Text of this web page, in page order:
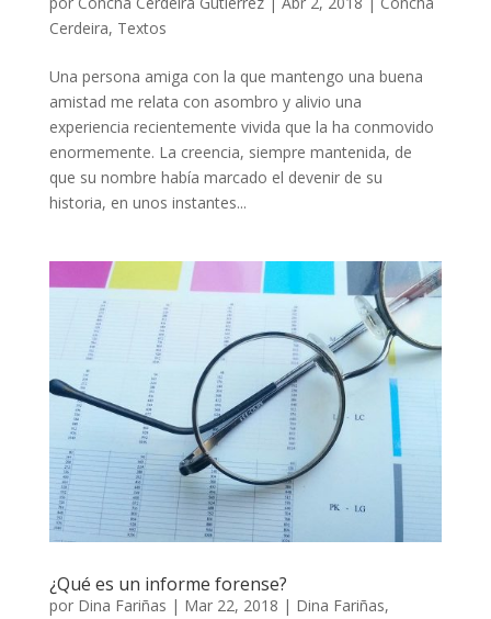
Cerdeira, Textos
Una persona amiga con la que mantengo una buena
amistad me relata con asombro y alivio una
experiencia recientemente vivida que la ha conmovido
enormemente. La creencia, siempre mantenida, de
que su nombre había marcado el devenir de su
historia, en unos instantes...
¿Qué es un informe forense?
por Dina Fariñas | Mar 22, 2018 | Dina Fariñas,